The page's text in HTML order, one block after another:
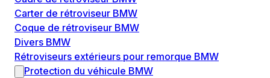
Carter de rétroviseur BMW
Coque de rétroviseur BMW
Divers BMW
Rétroviseurs extérieurs pour remorque BMW
Protection du véhicule BMW